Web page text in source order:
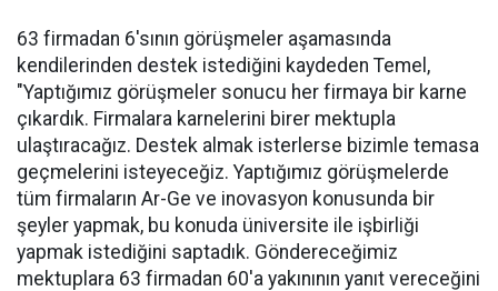
63 firmadan 6'sının görüşmeler aşamasında
kendilerinden destek istediğini kaydeden Temel,
"Yaptığımız görüşmeler sonucu her firmaya bir karne
çıkardık. Firmalara karnelerini birer mektupla
ulaştıracağız. Destek almak isterlerse bizimle temasa
geçmelerini isteyeceğiz. Yaptığımız görüşmelerde
tüm firmaların Ar-Ge ve inovasyon konusunda bir
şeyler yapmak, bu konuda üniversite ile işbirliği
yapmak istediğini saptadık. Göndereceğimiz
mektuplara 63 firmadan 60'a yakınının yanıt vereceğini